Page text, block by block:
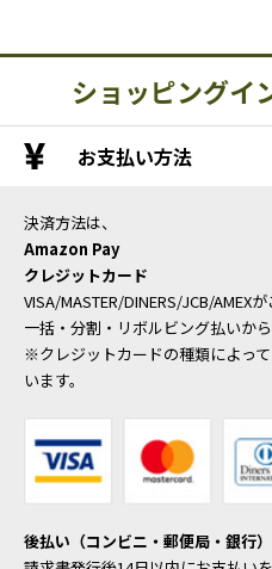
ショッピングイ
お支払い方法
決済方法は、
Amazon Pay
クレジットカード
VISA/MASTER/DINERS/JCB/AMEX
一括・分割・リボルビング払いか
※クレジットカードの種類によっ
います。
後払い（コンビニ・郵便局・銀行）